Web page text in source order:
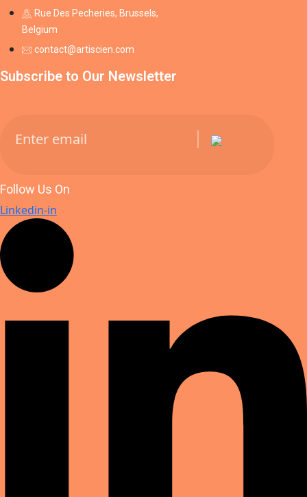
Rue Des Pecheries, Brussels,
Belgium
contact@artiscien.com
Subscribe to Our Newsletter
Follow Us On
Linkedin-in